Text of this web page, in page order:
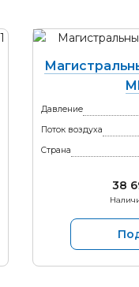
Давление
Поток воздуха
Страна
38